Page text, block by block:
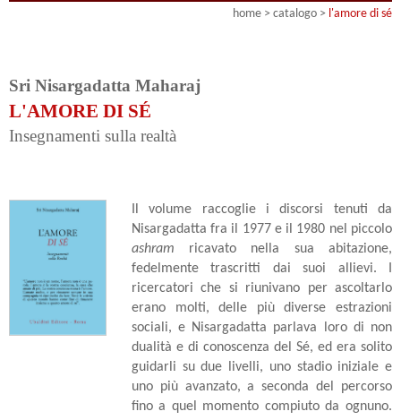
home > catalogo > l'amore di sé
Sri Nisargadatta Maharaj
L'AMORE DI SÉ
Insegnamenti sulla realtà
Il volume raccoglie i discorsi tenuti da
Nisargadatta fra il 1977 e il 1980 nel piccolo
ashram ricavato nella sua abitazione,
fedelmente trascritti dai suoi allievi. I
ricercatori che si riunivano per ascoltarlo
erano molti, delle più diverse estrazioni
sociali, e Nisargadatta parlava loro di non
dualità e di conoscenza del Sé, ed era solito
guidarli su due livelli, uno stadio iniziale e
uno più avanzato, a seconda del percorso
fino a quel momento compiuto da ognuno.